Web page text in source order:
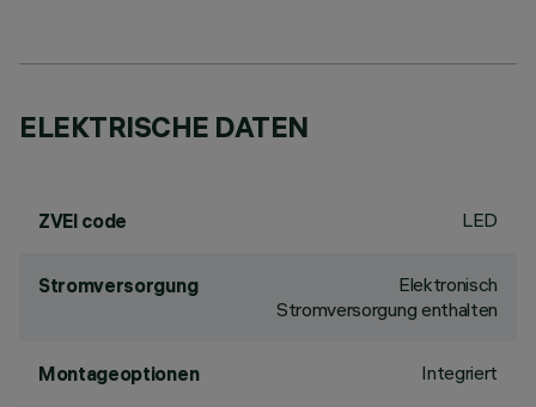
ELEKTRISCHE DATEN
ZVEI code LED
Stromversorgung
Elektronisch
Stromversorgung enthalten
Montageoptionen Integriert